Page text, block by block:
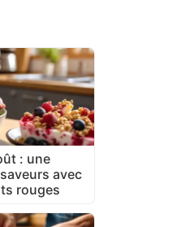
: une
avec
rouges